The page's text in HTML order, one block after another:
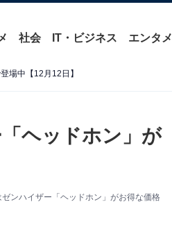
社会 IT・ビジネス エンタメ
場中【12月12日】
ヘッドホン」が
ンハイザー「ヘッドホン」がお得な価格